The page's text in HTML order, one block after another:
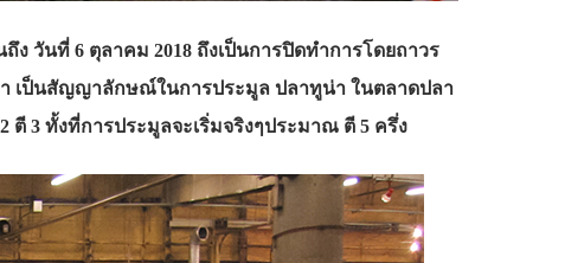
วันที่ 6 ตุลาคม 2018 ถึงเป็นการปิดทำการโดยถาวร
า เป็นสัญญาลักษณ์ในการประมูล ปลาทูน่า ในตลาดปลา
3 ทั้งที่การประมูลจะเริ่มจริงๆประมาณ ตี 5 ครึ่ง